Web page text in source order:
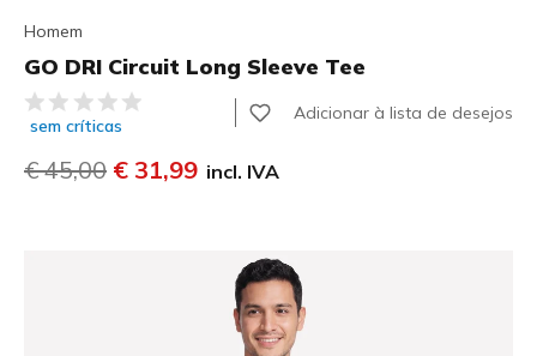
Homem
GO DRI Circuit Long Sleeve Tee
4$8 de 5 – Classificação do cliente
sem críticas
Adicionar à lista de desejos
Preço com desconto de
€ 45,00 para
€ 31,99 incl. IVA